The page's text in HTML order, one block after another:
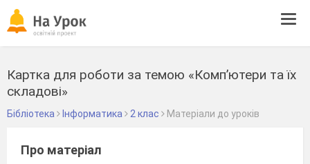
Картка для роботи за темою «Комп’ютери та їх
складові»
Бібліотека Інформатика 2 клас Матеріали до уроків
Про матеріал